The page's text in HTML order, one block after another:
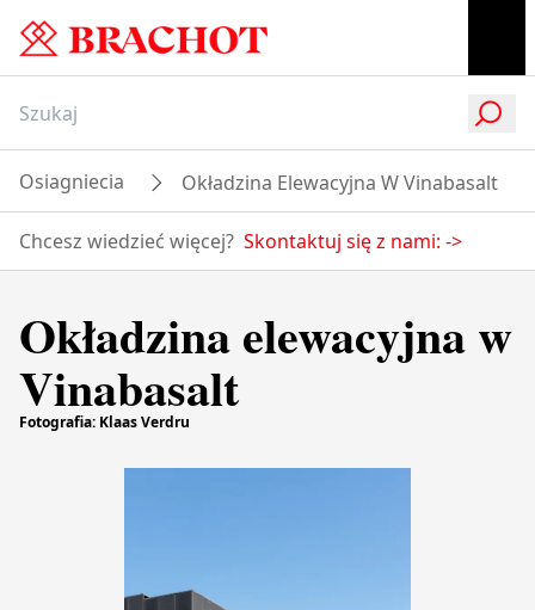
Osiagniecia Okładzina Elewacyjna W Vinabasalt
Chcesz wiedzieć więcej? Skontaktuj się z nami: ->
Okładzina elewacyjna w
Vinabasalt
Fotografia: Klaas Verdru